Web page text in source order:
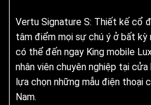
Vertu Signature S: Thiết kế cổ
tâm điểm mọi sự chú ý ở bất kỳ
có thể đến ngay King mobile
nhân viên chuyên nghiệp tại
lựa chọn những mẫu điện thoại
Nam.